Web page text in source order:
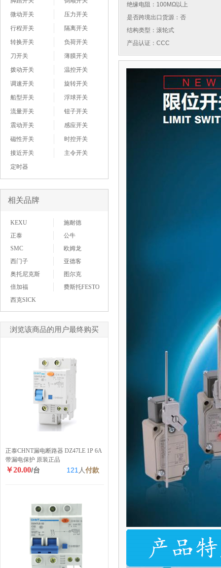
微动开关
压力开关
行程开关
隔离开关
转换开关
负荷开关
刀开关
薄膜开关
拨动开关
温控开关
调速开关
旋转开关
船型开关
浮球开关
流量开关
钮子开关
震动开关
感应开关
磁性开关
时控开关
接近开关
主令开关
定时器
相关品牌
KEXU
施耐德
正泰
公牛
SMC
欧姆龙
西门子
亚德客
奥托尼克斯
图尔克
倍加福
费斯托FESTO
西克SICK
浏览该商品的用户最终购买
正泰CHNT漏电断路器 DZ47LE 1P 6A
带漏电保护 原装正品
￥20.00/台 121 人付款
绝缘电阻：100MΩ以上
是否跨境出口货源：否
结构类型：滚轮式
产品认证：CCC